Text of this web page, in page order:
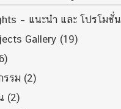
– แนะนำ และ โปรโมชั่น
Gallery (19)
รรม (2)
(2)